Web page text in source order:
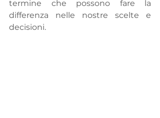
termine che possono fare la
differenza nelle nostre scelte e
decisioni.